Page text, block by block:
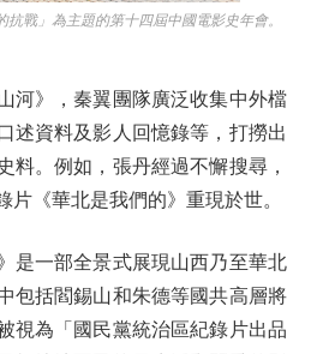
戰」為主題的第十四屆中國電影史年會。
》，秦翼團隊廣泛收集中外檔
述資料及影人回憶錄等，打撈出
料。例如，張丹經過不懈搜尋，
片《華北是我們的》重現於世。
一部全景式展現山西乃至華北
包括閻錫山和朱德等國共高層將
視為「國民黨統治區紀錄片出品